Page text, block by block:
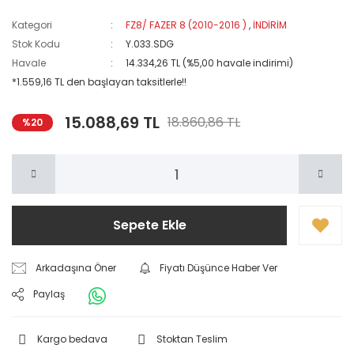
Kategori FZ8/ FAZER 8 (2010-2016 ) , İNDİRİM
Stok Kodu
Y.033.SDG
Havale
14.334,26 TL (%5,00 havale indirimi)
*1.559,16 TL den başlayan taksitlerle!!
%20 15.088,69 TL 18.860,86 TL
Sepete Ekle
Arkadaşına Öner
Fiyatı Düşünce Haber Ver
Paylaş
Kargo bedava Stoktan Teslim